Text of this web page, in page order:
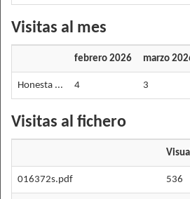
Visitas al mes
febrero 2026 marzo
Honesta ... 4 3
Visitas al fichero
016372s.pdf 536